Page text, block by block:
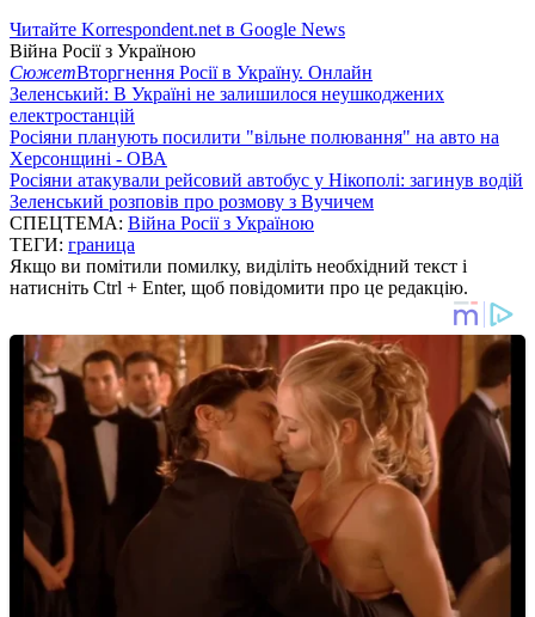
Читайте Korrespondent.net в Google News
Війна Росії з Україною
СюжетВторгнення Росії в Україну. Онлайн
Зеленський: В Україні не залишилося неушкоджених
електростанцій
Росіяни планують посилити "вільне полювання" на авто на
Херсонщині - ОВА
Росіяни атакували рейсовий автобус у Нікополі: загинув водій
Зеленський розповів про розмову з Вучичем
СПЕЦТЕМА: Війна Росії з Україною
ТЕГИ: граница
Якщо ви помітили помилку, виділіть необхідний текст і
натисніть Ctrl + Enter, щоб повідомити про це редакцію.